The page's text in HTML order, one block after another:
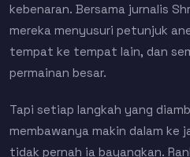
kebenaran. Bersama jurnalis
mereka menyusuri petunjuk
tempat ke tempat lain, dan
permainan besar.
Tapi setiap langkah yang
membawanya makin dalam ke
tidak pernah ia bayangkan.